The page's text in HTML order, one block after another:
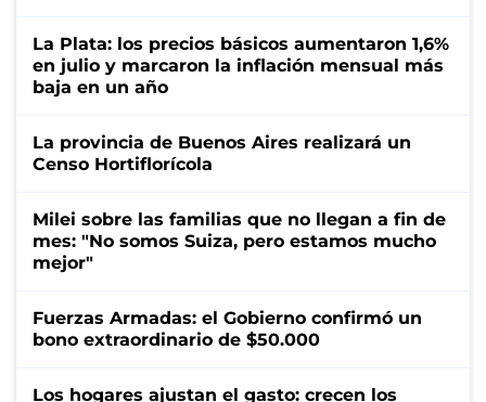
La Plata: los precios básicos aumentaron 1,6%
en julio y marcaron la inflación mensual más
baja en un año
La provincia de Buenos Aires realizará un
Censo Hortiflorícola
Milei sobre las familias que no llegan a fin de
mes: "No somos Suiza, pero estamos mucho
mejor"
Fuerzas Armadas: el Gobierno confirmó un
bono extraordinario de $50.000
Los hogares ajustan el gasto: crecen los